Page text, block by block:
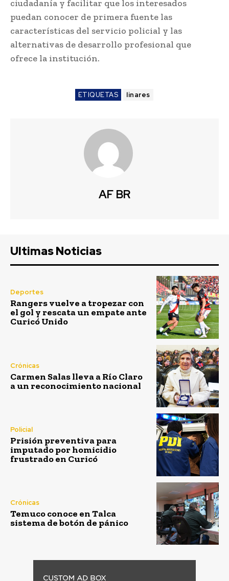
ciudadanía y facilitar que los interesados
puedan conocer de primera fuente las
características del servicio policial y las
alternativas de desarrollo profesional que
ofrece la institución.
ETIQUETAS linares
AF BR
Ultimas Noticias
Deportes
Rangers vuelve a tropezar con
el gol y rescata un empate ante
Curicó Unido
Crónicas
Carmen Salas lleva a Río Claro
a un reconocimiento nacional
Policial
Prisión preventiva para
imputado por homicidio
frustrado en Curicó
Crónicas
Temuco conoce en Talca
sistema de botón de pánico